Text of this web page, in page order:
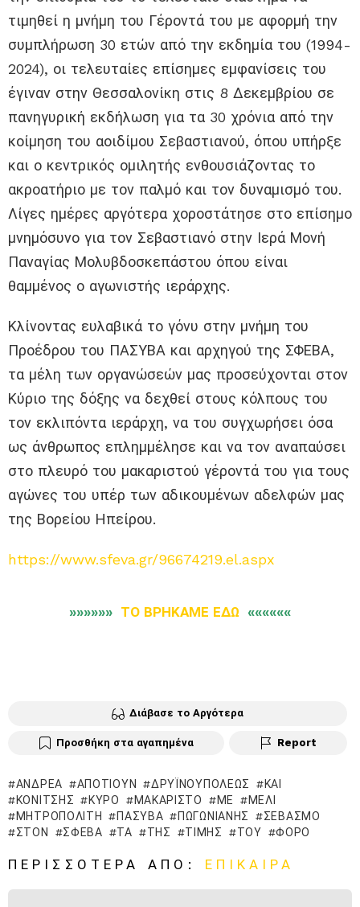
τιμηθεί η μνήμη του Γέροντά του με αφορμή την
συμπλήρωση 30 ετών από την εκδημία του (1994-
2024), οι τελευταίες επίσημες εμφανίσεις του
έγιναν στην Θεσσαλονίκη στις 8 Δεκεμβρίου σε
πανηγυρική εκδήλωση για τα 30 χρόνια από την
κοίμηση του αοιδίμου Σεβαστιανού, όπου υπήρξε
και ο κεντρικός ομιλητής ενθουσιάζοντας το
ακροατήριο με τον παλμό και τον δυναμισμό του.
Λίγες ημέρες αργότερα χοροστάτησε στο επίσημο
μνημόσυνο για τον Σεβαστιανό στην Ιερά Μονή
Παναγίας Μολυβδοσκεπάστου όπου είναι
θαμμένος ο αγωνιστής ιεράρχης.
Κλίνοντας ευλαβικά το γόνυ στην μνήμη του
Προέδρου του ΠΑΣΥΒΑ και αρχηγού της ΣΦΕΒΑ,
τα μέλη των οργανώσεών μας προσεύχονται στον
Κύριο της δόξης να δεχθεί στους κόλπους του
τον εκλιπόντα ιεράρχη, να του συγχωρήσει όσα
ως άνθρωπος επλημμέλησε και να τον αναπαύσει
στο πλευρό του μακαριστού γέροντά του για τους
αγώνες του υπέρ των αδικουμένων αδελφών μας
της Βορείου Ηπείρου.
https://www.sfeva.gr/96674219.el.aspx
»»»»»» ΤΟ ΒΡΗΚΑΜΕ ΕΔΩ ««««««
Διάβασε το Αργότερα
Προσθήκη στα αγαπημένα Report
ΑΝΔΡΈΑ ΑΠΟΤΊΟΥΝ ΔΡΥΪΝΟΥΠΌΛΕΩΣ
ΚΑΙ
ΚΟΝΊΤΣΗΣ
ΚΥΡΌ ΜΑΚΑΡΙΣΤΌ ΜΕ
ΜΈΛΙ
ΜΗΤΡΟΠΟΛΊΤΗ
ΠΑΣΥΒΑ ΠΩΓΩΝΙΑΝΉΣ
ΣΕΒΑΣΜΌ
ΣΤΟΝ
ΣΦΕΒΑ ΤΑ ΤΗΣ ΤΙΜΉΣ ΤΟΥ ΦΌΡΟ
ΠΕΡΙΣΣΌΤΕΡΑ ΑΠΌ: ΕΠΊΚΑΙΡΑ